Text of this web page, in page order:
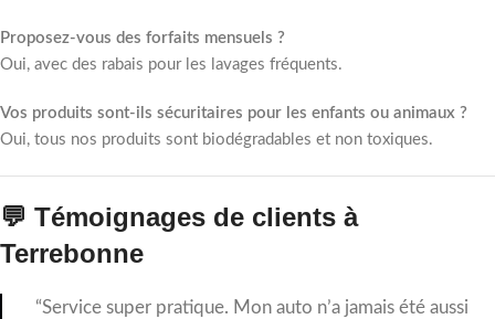
Proposez-vous des forfaits mensuels ?
Oui, avec des rabais pour les lavages fréquents.
Vos produits sont-ils sécuritaires pour les enfants ou animaux ?
Oui, tous nos produits sont biodégradables et non toxiques.
💬 Témoignages de clients à
Terrebonne
“Service super pratique. Mon auto n’a jamais été aussi